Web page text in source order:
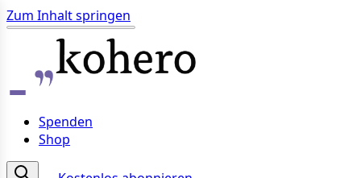
Zum Inhalt springen
Spenden
Shop